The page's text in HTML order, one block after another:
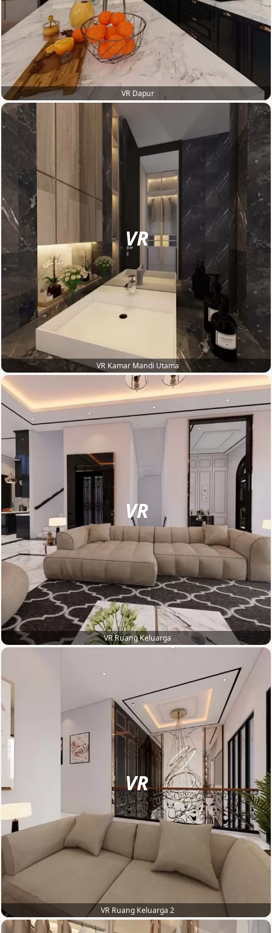
VR Dapur
VR
VR Kamar Mandi Utama
VR
VR Ruang Keluarga
VR
VR Ruang Keluarga 2